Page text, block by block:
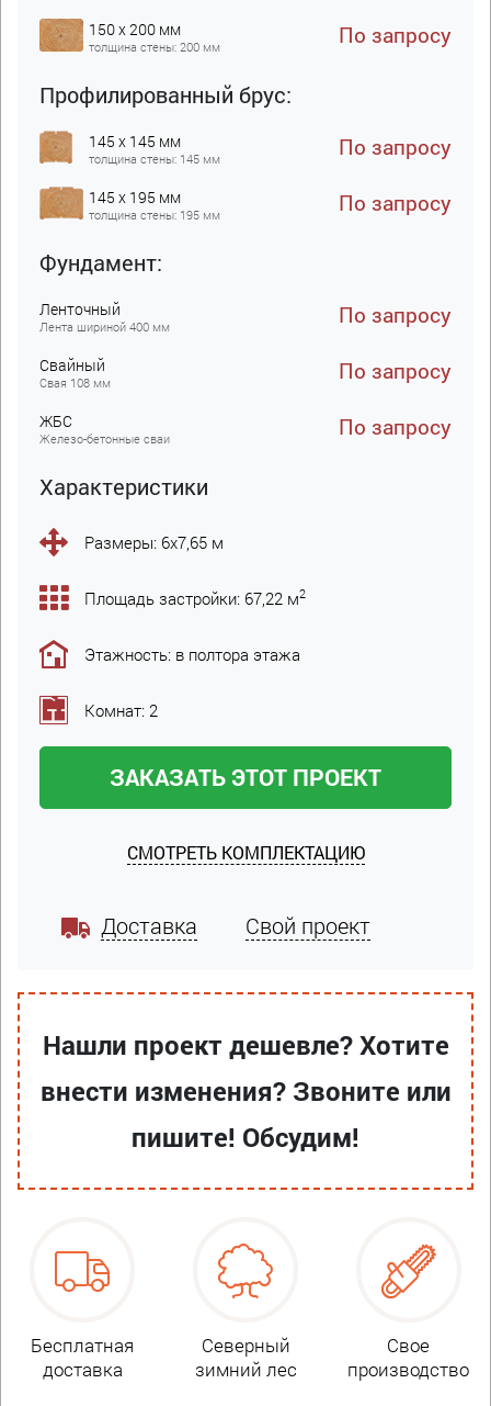
150 x 200 мм
толщина стены: 200 мм По запросу
Профилированный брус:
145 x 145 мм
толщина стены: 145 мм По запросу
145 x 195 мм
толщина стены: 195 мм По запросу
Фундамент:
Ленточный
Лента шириной 400 мм По запросу
Свайный
Свая 108 мм По запросу
ЖБC
Железо-бетонные сваи По запросу
Характеристики
Размеры: 6х7,65 м
Площадь застройки: 67,22 м2
Этажность: в полтора этажа
Комнат: 2
ЗАКАЗАТЬ ЭТОТ ПРОЕКТ
СМОТРЕТЬ КОМПЛЕКТАЦИЮ
Доставка Свой проект
Нашли проект дешевле? Хотите
внести изменения? Звоните или
пишите! Обсудим!
Бесплатная
доставка
Северный
зимний лес
Свое
производство